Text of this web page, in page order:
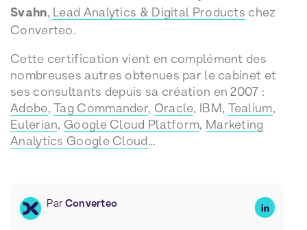
Svahn, Lead Analytics & Digital Products chez
Converteo.
Cette certification vient en complément des
nombreuses autres obtenues par le cabinet et
ses consultants depuis sa création en 2007 :
Adobe,Tag Commander, Oracle, IBM, Tealium,
Eulerian, Google Cloud Platform, Marketing
Analytics Google Cloud…
Par Converteo